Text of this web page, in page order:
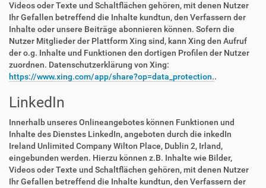
Videos oder Texte und Schaltflächen gehören, mit denen Nutzer
Ihr Gefallen betreffend die Inhalte kundtun, den Verfassern der
Inhalte oder unsere Beiträge abonnieren können. Sofern die
Nutzer Mitglieder der Plattform Xing sind, kann Xing den Aufruf
der o.g. Inhalte und Funktionen den dortigen Profilen der Nutzer
zuordnen. Datenschutzerklärung von Xing:
https://www.xing.com/app/share?op=data_protection..
LinkedIn
Innerhalb unseres Onlineangebotes können Funktionen und
Inhalte des Dienstes LinkedIn, angeboten durch die inkedIn
Ireland Unlimited Company Wilton Place, Dublin 2, Irland,
eingebunden werden. Hierzu können z.B. Inhalte wie Bilder,
Videos oder Texte und Schaltflächen gehören, mit denen Nutzer
Ihr Gefallen betreffend die Inhalte kundtun, den Verfassern der